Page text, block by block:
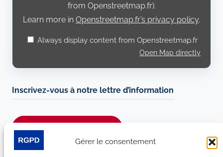
Gérer le consentement
from Openstreetmap.fr).
Learn more in Openstreetmap.fr’s privacy policy.
Always display content from Openstreetmap.fr
Open Map directly
Inscrivez-vous à notre lettre d’information